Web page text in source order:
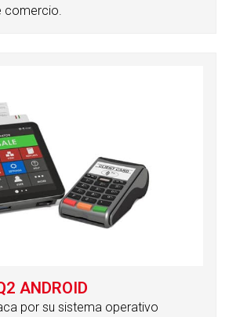
comercio.
ANDROID
por su sistema operativo